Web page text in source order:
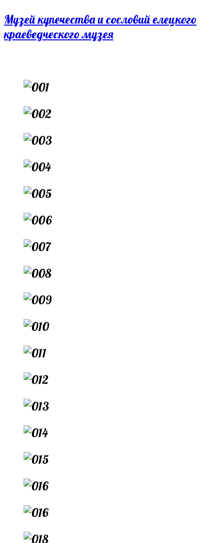
Перейти
к
Музей купечества и сословий елецкого
краеведческого музея